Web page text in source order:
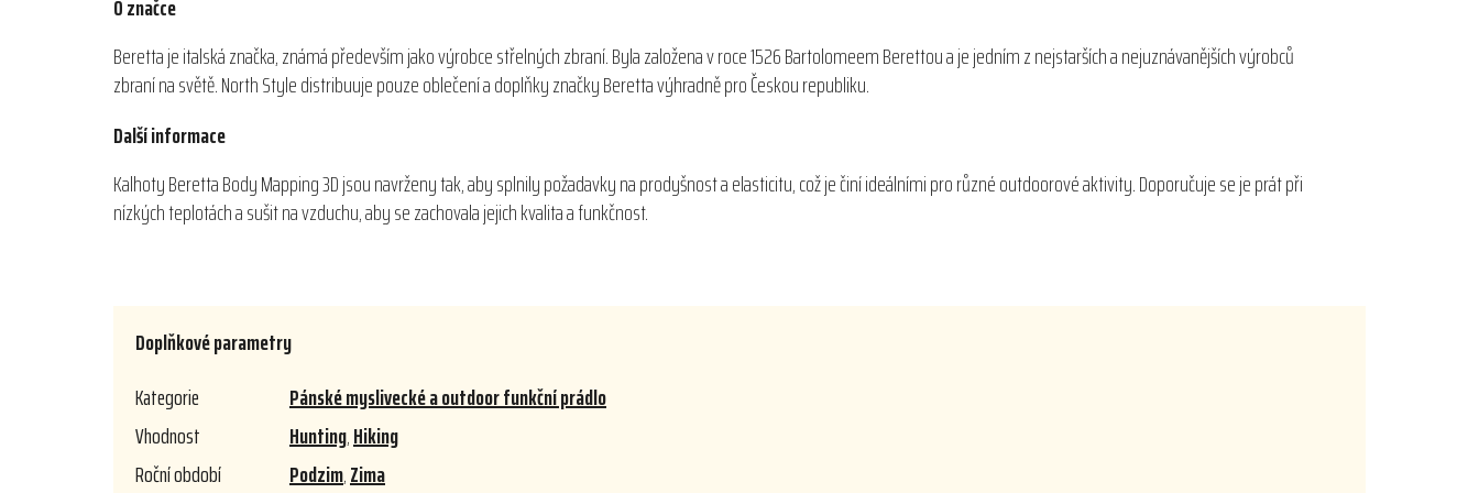
O značce
Beretta je italská značka, známá především jako výrobce střelných zbraní. Byla založena v roce 1526 Bartolomeem Berettou a je jedním z nejstarších a nejuznávanějších výrobců
zbraní na světě. North Style distribuuje pouze oblečení a doplňky značky Beretta výhradně pro Českou republiku.
Další informace
Kalhoty Beretta Body Mapping 3D jsou navrženy tak, aby splnily požadavky na prodyšnost a elasticitu, což je činí ideálními pro různé outdoorové aktivity. Doporučuje se je prát při
nízkých teplotách a sušit na vzduchu, aby se zachovala jejich kvalita a funkčnost.
Doplňkové parametry
Kategorie
Pánské myslivecké a outdoor funkční prádlo
Vhodnost
Hunting,Hiking
Roční období
Podzim,Zima